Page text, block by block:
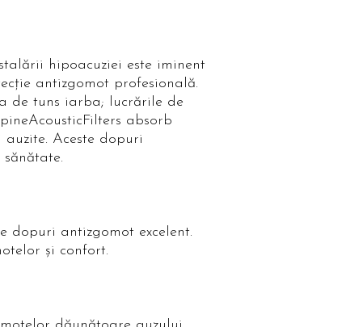
hipoacuziei este iminent
antizgomot profesională.
de tuns iarba; lucrările de
absorb
Aceste dopuri
dopuri antizgomot excelent.
şi confort.